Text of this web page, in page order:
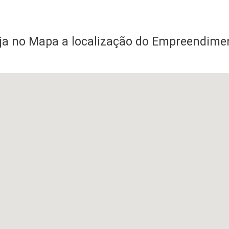
no Mapa a localização do